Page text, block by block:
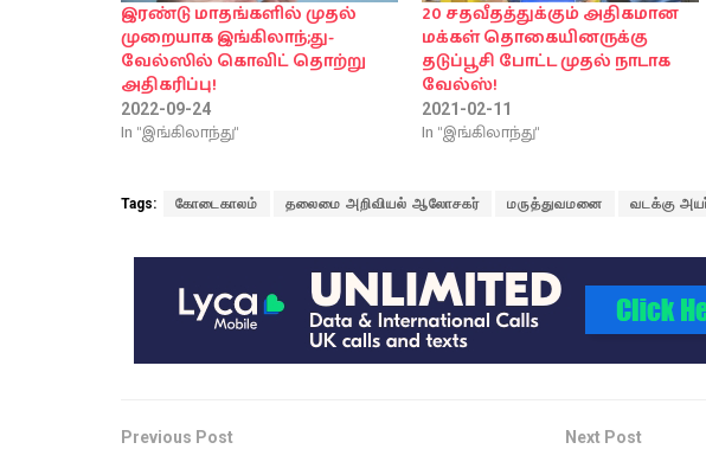
இரண்டு மாதங்களில் முதல்
முறையாக இங்கிலாந்;து-
வேல்ஸில் கொவிட் தொற்று
அதிகரிப்பு!
2022-09-24
In "இங்கிலாந்து"
20 சதவீதத்துக்கும் அதிகமான
மக்கள் தொகையினருக்கு
தடுப்பூசி போட்ட முதல் நாடாக
வேல்ஸ்!
2021-02-11
In "இங்கிலாந்து"
Tags: கோடைகாலம் தலைமை அறிவியல் ஆலோசகர் மருத்துவமனை வடக்கு
Previous Post Next Post